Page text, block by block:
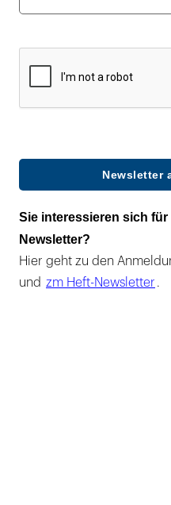
Newsletter
Sie interessieren sich
Newsletter?
Hier geht zu den
und zm Heft-Newsletter .